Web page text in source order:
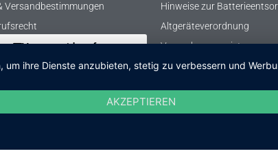
Versandbestimmungen
Vertrag widerrufen
Hinweise zur
Altgeräteverordnung
Verpackungsregister
ihre Dienste anzubieten, stetig zu verbessern und
AKZEPTIEREN